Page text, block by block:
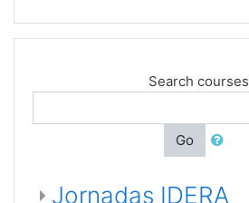
Search courses
Go
Jornadas IDERA